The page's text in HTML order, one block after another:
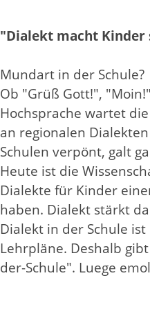
"Dialekt macht Kinder
Mundart in der Schule?
Ob "Grüß Gott!",
Hochsprache wartet
an regionalen
Schulen verpönt, galt
Heute ist die
Dialekte für Kinder
haben. Dialekt stärkt
Dialekt in der Schule
Lehrpläne. Deshalb
der-Schule". Luege